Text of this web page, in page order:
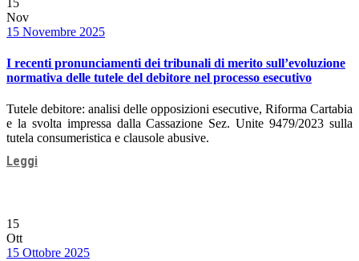
Nov
Date
15 Novembre 2025
I recenti pronunciamenti dei tribunali di merito sull’evoluzione
normativa delle tutele del debitore nel processo esecutivo
Tutele debitore: analisi delle opposizioni esecutive, Riforma Cartabia
e la svolta impressa dalla Cassazione Sez. Unite 9479/2023 sulla
tutela consumeristica e clausole abusive.
Leggi
15
Ott
Date
15 Ottobre 2025